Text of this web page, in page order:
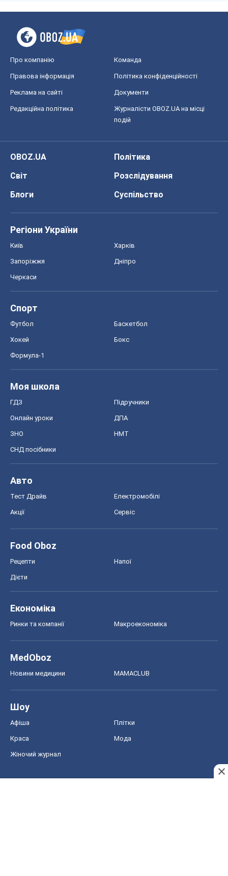
Про компанію Команда
Правова інформація Політика конфіденційності
Реклама на сайті Документи
Редакційна політика
Журналісти OBOZ.UA на місці
подій
OBOZ.UA
Політика
Світ
Розслідування
Блоги
Суспільство
Регіони України
Київ Харків
Запоріжжя Дніпро
Черкаси
Спорт
Футбол Баскетбол
Хокей Бокс
Формула-1
Моя школа
ГДЗ Підручники
Онлайн уроки ДПА
ЗНО НМТ
СНД посібники
Авто
Тест Драйв Електромобілі
Акції Сервіс
Food Oboz
Рецепти Напої
Дієти
Економіка
Ринки та компанії Макроекономіка
MedOboz
Новини медицини MAMACLUB
Шоу
Афіша Плітки
Краса Мода
Жіночий журнал